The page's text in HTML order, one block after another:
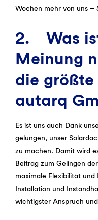
Wochen mehr von uns –
2. Was
Meinung
die
autarq
Es ist uns auch Dank
gelungen, unser
zu machen. Damit wird
Beitrag zum Gelingen
maximale Flexibilität und
Installation und
wichtigster Anspruch